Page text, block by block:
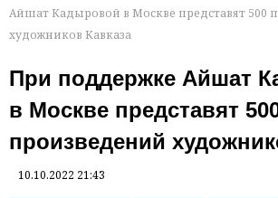
Айшат Кадыровой в Москве представят 500
художников Кавказа
При поддержке Айшат
в Москве представят
произведений
10.10.2022 21:43